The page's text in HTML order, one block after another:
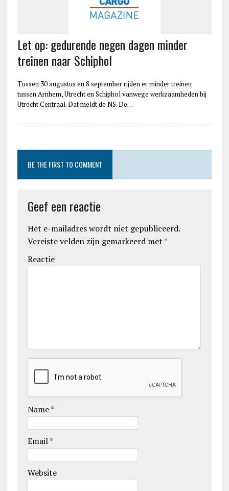
Let op: gedurende negen dagen minder
treinen naar Schiphol
Tussen 30 augustus en 8 september rijden er minder treinen
tussen Arnhem, Utrecht en Schiphol vanwege werkzaamheden bij
Utrecht Centraal. Dat meldt de NS. De…
BE THE FIRST TO COMMENT
Geef een reactie
Het e-mailadres wordt niet gepubliceerd.
Vereiste velden zijn gemarkeerd met *
Reactie
Name*
Email*
Website